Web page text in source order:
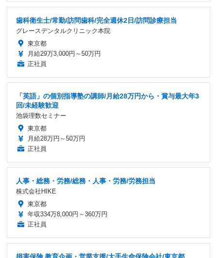
歯科衛生士/常勤/訪問歯科/完全週休2日/訪問診療担当
グレースデンタルクリニック本院
東京都
月給29万3,000円～50万円
正社員
「英語」の個別指導塾の講師/月給28万円から・賞与最大年3
回/未経験歓迎
池袋理数セミナー
東京都
月給28万円～50万円
正社員
人事・総務・労務/総務・人事・労務/労務担当
株式会社HIKE
東京都
年収334万8,000円～360万円
正社員